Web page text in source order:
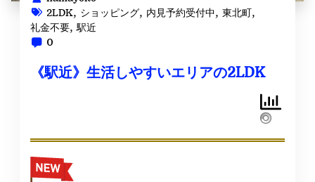
2LDK, ショッピング, 内見予約受付中, 東北町,
礼金不要, 駅近
0
《駅近》生活しやすいエリアの2LDK